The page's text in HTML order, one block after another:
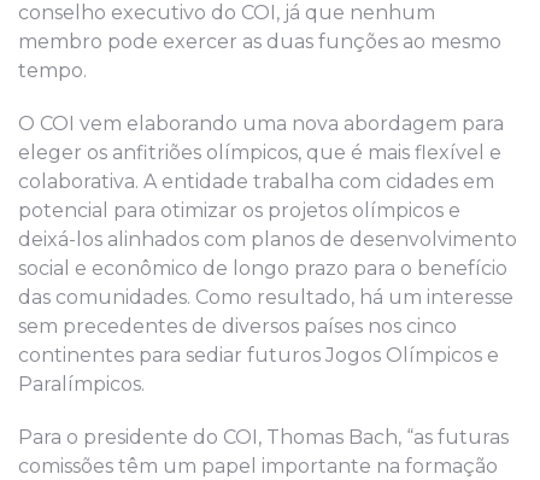
conselho executivo do COI, já que nenhum
membro pode exercer as duas funções ao mesmo
tempo.
O COI vem elaborando uma nova abordagem para
eleger os anfitriões olímpicos, que é mais flexível e
colaborativa. A entidade trabalha com cidades em
potencial para otimizar os projetos olímpicos e
deixá-los alinhados com planos de desenvolvimento
social e econômico de longo prazo para o benefício
das comunidades. Como resultado, há um interesse
sem precedentes de diversos países nos cinco
continentes para sediar futuros Jogos Olímpicos e
Paralímpicos.
Para o presidente do COI, Thomas Bach, “as futuras
comissões têm um papel importante na formação